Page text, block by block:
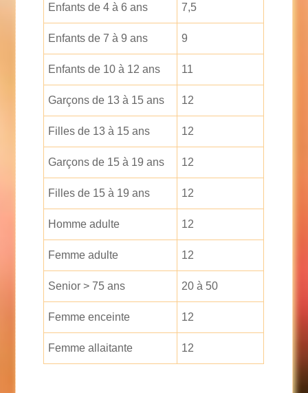
Enfants de 4 à 6 ans 7,5
Enfants de 7 à 9 ans 9
Enfants de 10 à 12 ans 11
Garçons de 13 à 15 ans 12
Filles de 13 à 15 ans 12
Garçons de 15 à 19 ans 12
Filles de 15 à 19 ans 12
Homme adulte 12
Femme adulte 12
Senior > 75 ans 20 à 50
Femme enceinte 12
Femme allaitante 12